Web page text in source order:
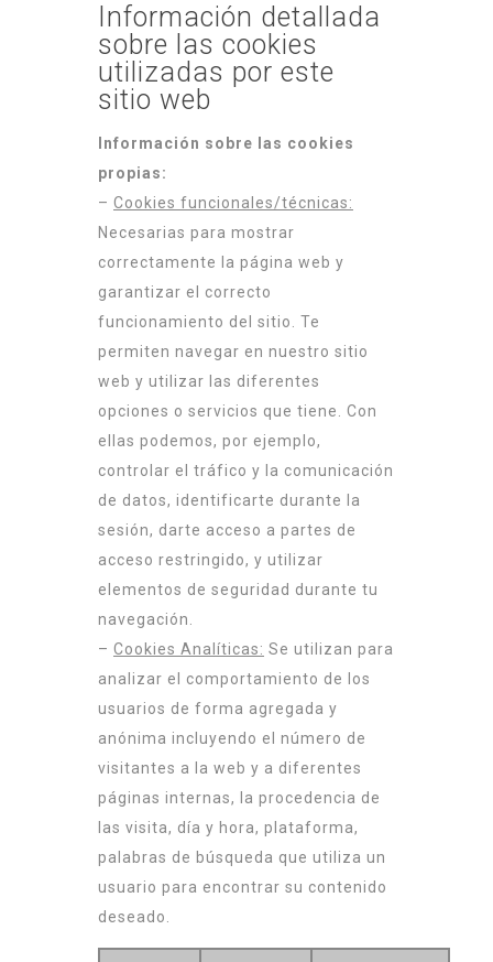
Información detallada
sobre las cookies
utilizadas por este
sitio web
Información sobre las cookies
propias:
– Cookies funcionales/técnicas:
Necesarias para mostrar
correctamente la página web y
garantizar el correcto
funcionamiento del sitio. Te
permiten navegar en nuestro sitio
web y utilizar las diferentes
opciones o servicios que tiene. Con
ellas podemos, por ejemplo,
controlar el tráfico y la comunicación
de datos, identificarte durante la
sesión, darte acceso a partes de
acceso restringido, y utilizar
elementos de seguridad durante tu
navegación.
– Cookies Analíticas: Se utilizan para
analizar el comportamiento de los
usuarios de forma agregada y
anónima incluyendo el número de
visitantes a la web y a diferentes
páginas internas, la procedencia de
las visita, día y hora, plataforma,
palabras de búsqueda que utiliza un
usuario para encontrar su contenido
deseado.